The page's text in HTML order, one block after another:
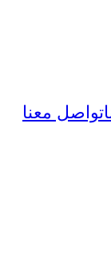
تواصل معنا